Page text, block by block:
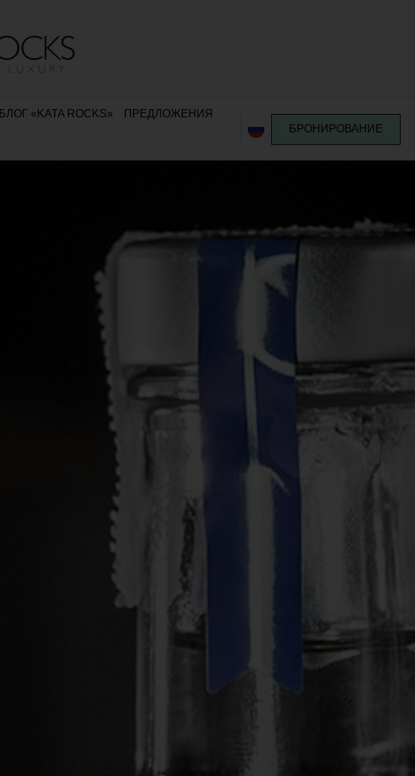
БЛОГ «KATA ROCKS» ПРЕДЛОЖЕНИЯ
БРОНИРОВАНИЕ